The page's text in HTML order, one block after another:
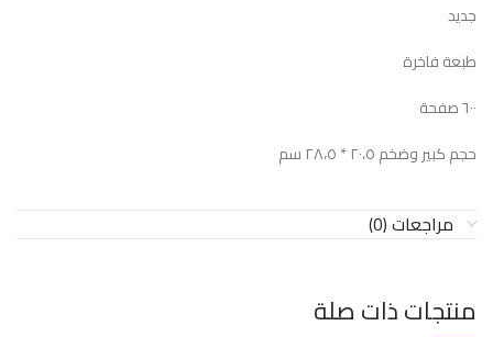
جديد
طبعة فاخرة
٦٠٠ صفحة
حجم كبير وضخم ٢٠،٥ * ٢٨،٥ سم
مراجعات (0)
منتجات ذات صلة